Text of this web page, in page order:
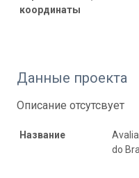
координаты
Данные проекта
Описание отсутсвует
Название
do